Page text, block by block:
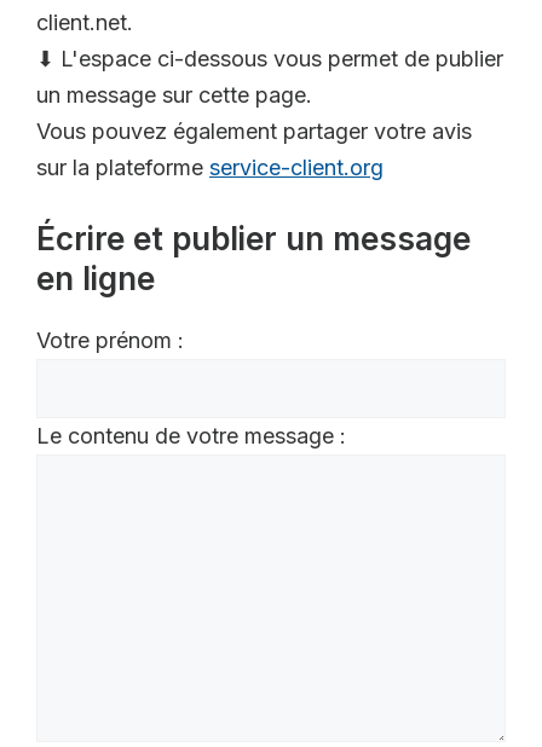
client.net.
⬇ L'espace ci-dessous vous permet de publier
un message sur cette page.
Vous pouvez également partager votre avis
sur la plateforme service-client.org
Écrire et publier un message
en ligne
Votre prénom :
Le contenu de votre message :